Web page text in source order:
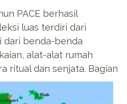
PACE berhasil
luas terdiri dari
dari benda-benda
alat-alat rumah
ritualdan senjata. Bagian